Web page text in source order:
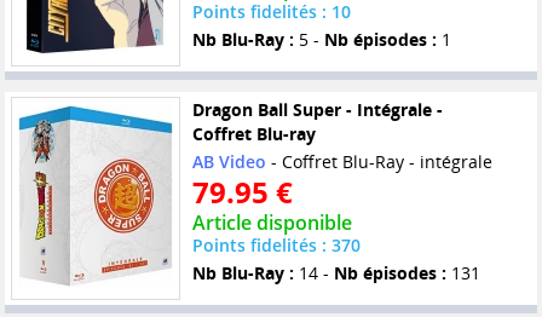
Points fidelités : 10
Nb Blu-Ray : 5 - Nb épisodes : 1
Dragon Ball Super - Intégrale -
Coffret Blu-ray
AB Video - Coffret Blu-Ray - intégrale
79.95 €
Article disponible
Points fidelités : 370
Nb Blu-Ray : 14 - Nb épisodes : 131